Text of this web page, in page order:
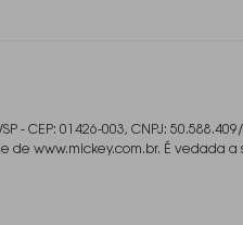
- CEP: 01426-003, CNPJ:
de www.mickey.com.br. É vedada